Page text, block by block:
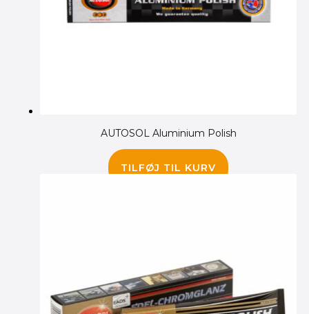
AUTOSOL Aluminium Polish
TILFØJ TIL KURV